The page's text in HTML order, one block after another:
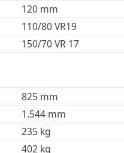
120 mm
110/80 VR19
150/70 VR 17
825 mm
1.544 mm
235 kg
402 kg